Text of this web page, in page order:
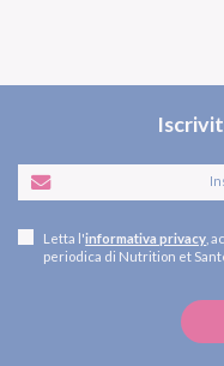
Letta l'informativa privacy ,
periodica di Nutrition et